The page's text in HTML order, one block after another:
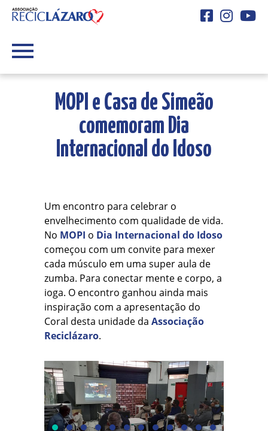
Facebook
MOPI e Casa de Simeão
comemoram Dia
Internacional do Idoso
Um encontro para celebrar o
envelhecimento com qualidade de vida.
No MOPI o Dia Internacional do Idoso
começou com um convite para mexer
cada músculo em uma super aula de
zumba. Para conectar mente e corpo, a
ioga. O encontro ganhou ainda mais
inspiração com a apresentação do
Coral desta unidade da Associação
Reciclázaro.